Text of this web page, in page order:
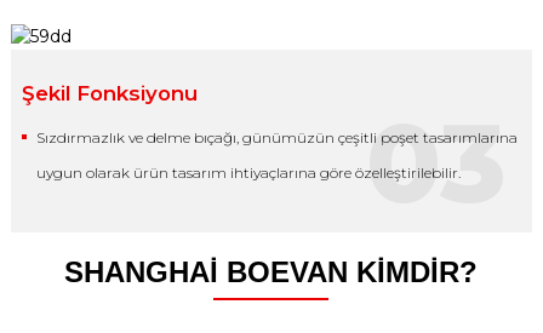
Şekil Fonksiyonu
Sızdırmazlık ve delme bıçağı, günümüzün çeşitli poşet tasarımlarına
uygun olarak ürün tasarım ihtiyaçlarına göre özelleştirilebilir.
03
SHANGHAI BOEVAN KIMDIR?